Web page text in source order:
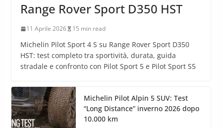
Range Rover Sport D350 HST
11 Aprile 2026 15 min read
Michelin Pilot Sport 4 S su Range Rover Sport D350
HST: test completo tra sportività, durata, guida
stradale e confronto con Pilot Sport 5 e Pilot Sport S5
Michelin Pilot Alpin 5 SUV: Test
“Long Distance” inverno 2026 dopo
10.000 km